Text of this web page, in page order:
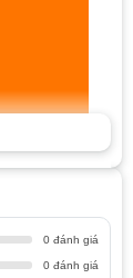
0 đánh giá
0 đánh giá